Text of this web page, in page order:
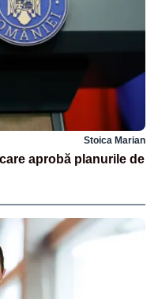
Stoica Marian
aprobă planurile de